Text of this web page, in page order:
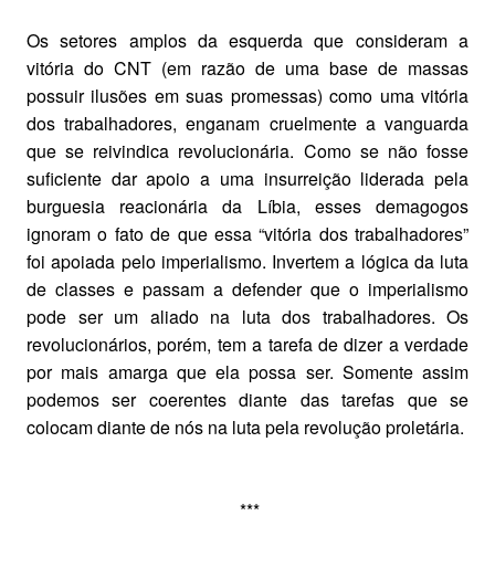
Os setores amplos da esquerda que consideram a
vitória do CNT (em razão de uma base de massas
possuir ilusões em suas promessas) como uma vitória
dos trabalhadores, enganam cruelmente a vanguarda
que se reivindica revolucionária. Como se não fosse
suficiente dar apoio a uma insurreição liderada pela
burguesia reacionária da Líbia, esses demagogos
ignoram o fato de que essa “vitória dos trabalhadores”
foi apoiada pelo imperialismo. Invertem a lógica da luta
de classes e passam a defender que o imperialismo
pode ser um aliado na luta dos trabalhadores. Os
revolucionários, porém, tem a tarefa de dizer a verdade
por mais amarga que ela possa ser. Somente assim
podemos ser coerentes diante das tarefas que se
colocam diante de nós na luta pela revolução proletária.
***